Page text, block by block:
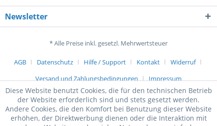
Newsletter
* Alle Preise inkl. gesetzl. Mehrwertsteuer
AGB Datenschutz Hilfe / Support Kontakt
Widerruf
Versand und Zahlungsbedingungen
Impressum
Diese Website benutzt Cookies, die für den technischen Betrieb
der Website erforderlich sind und stets gesetzt werden.
Andere Cookies, die den Komfort bei Benutzung dieser Website
erhöhen, der Direktwerbung dienen oder die Interaktion mit